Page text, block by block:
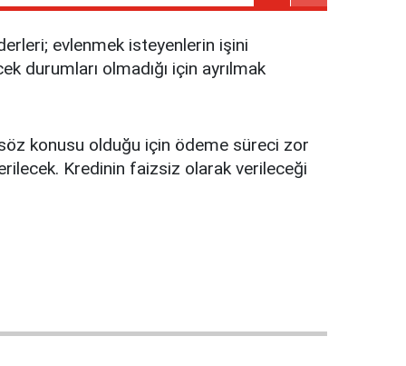
evlenmek isteyenlerin işini
durumları olmadığı için ayrılmak
konusu olduğu için ödeme süreci zor
Kredinin faizsiz olarak verileceği